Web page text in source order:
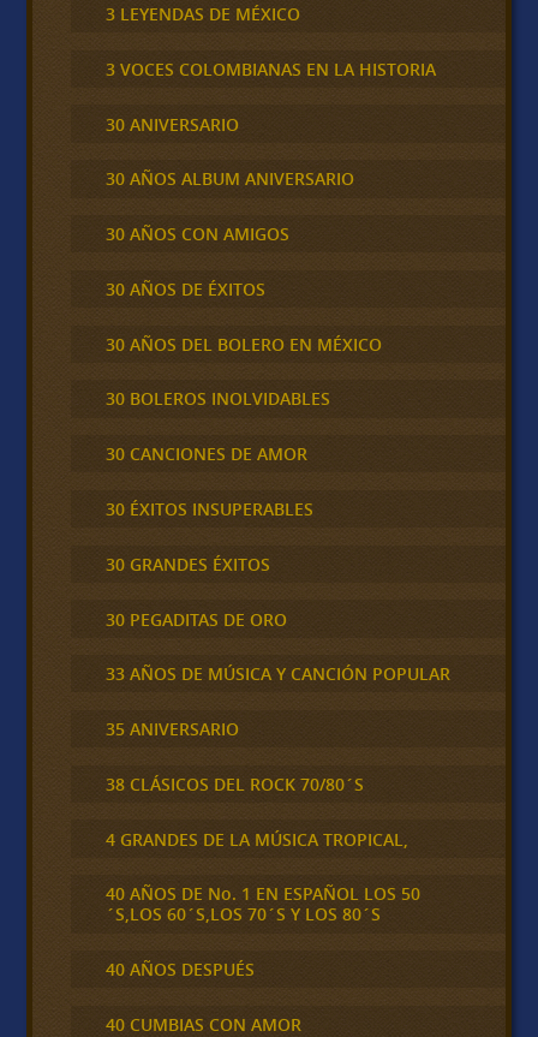
3 LEYENDAS DE MÉXICO
3 VOCES COLOMBIANAS EN LA HISTORIA
30 ANIVERSARIO
30 AÑOS ALBUM ANIVERSARIO
30 AÑOS CON AMIGOS
30 AÑOS DE ÉXITOS
30 AÑOS DEL BOLERO EN MÉXICO
30 BOLEROS INOLVIDABLES
30 CANCIONES DE AMOR
30 ÉXITOS INSUPERABLES
30 GRANDES ÉXITOS
30 PEGADITAS DE ORO
33 AÑOS DE MÚSICA Y CANCIÓN POPULAR
35 ANIVERSARIO
38 CLÁSICOS DEL ROCK 70/80´S
4 GRANDES DE LA MÚSICA TROPICAL,
40 AÑOS DE No. 1 EN ESPAÑOL LOS 50
´S,LOS 60´S,LOS 70´S Y LOS 80´S
40 AÑOS DESPUÉS
40 CUMBIAS CON AMOR